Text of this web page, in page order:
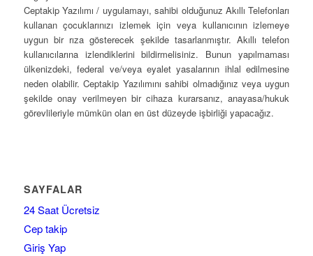
Ceptakip Yazılımı / uygulamayı, sahibi olduğunuz Akıllı Telefonları
kullanan çocuklarınızı izlemek için veya kullanıcının izlemeye
uygun bir rıza gösterecek şekilde tasarlanmıştır. Akıllı telefon
kullanıcılarına izlendiklerini bildirmelisiniz. Bunun yapılmaması
ülkenizdeki, federal ve/veya eyalet yasalarının ihlal edilmesine
neden olabilir. Ceptakip Yazılımını sahibi olmadığınız veya uygun
şekilde onay verilmeyen bir cihaza kurarsanız, anayasa/hukuk
görevlileriyle mümkün olan en üst düzeyde işbirliği yapacağız.
SAYFALAR
24 Saat Ücretsiz
Cep takip
Giriş Yap